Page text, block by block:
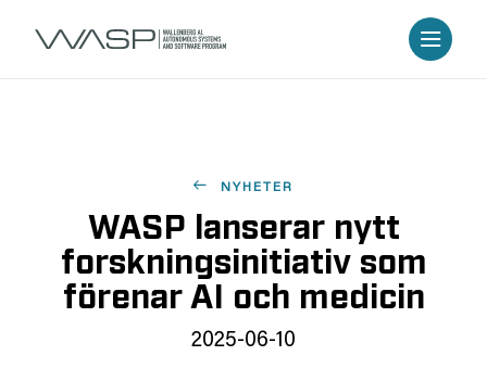
NYHETER
WASP lanserar nytt
forskningsinitiativ som
förenar AI och medicin
2025-06-10